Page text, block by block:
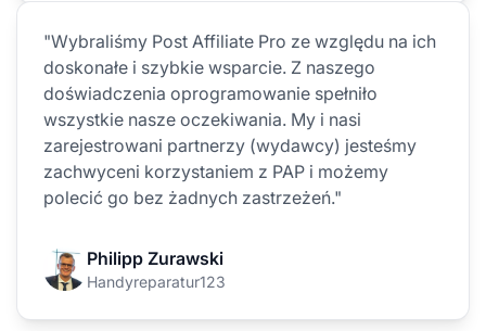
"Wybraliśmy Post Affiliate Pro ze względu na ich
doskonałe i szybkie wsparcie. Z naszego
doświadczenia oprogramowanie spełniło
wszystkie nasze oczekiwania. My i nasi
zarejestrowani partnerzy (wydawcy) jesteśmy
zachwyceni korzystaniem z PAP i możemy
polecić go bez żadnych zastrzeżeń."
Philipp Zurawski
Handyreparatur123